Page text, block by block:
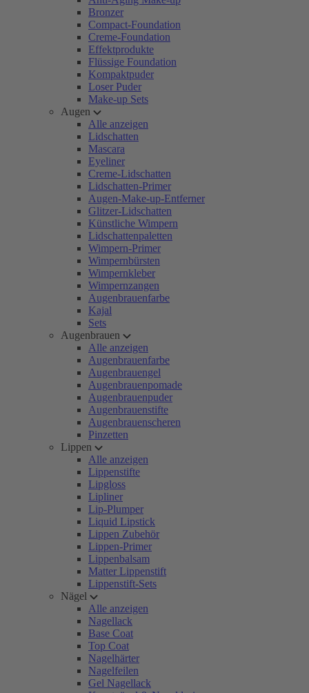
Bronzer
Compact-Foundation
Creme-Foundation
Effektprodukte
Flüssige Foundation
Kompaktpuder
Loser Puder
Make-up Sets
Augen
Alle anzeigen
Lidschatten
Mascara
Eyeliner
Creme-Lidschatten
Lidschatten-Primer
Augen-Make-up-Entferner
Glitzer-Lidschatten
Künstliche Wimpern
Lidschattenpaletten
Wimpern-Primer
Wimpernbürsten
Wimpernkleber
Wimpernzangen
Augenbrauenfarbe
Kajal
Sets
Augenbrauen
Alle anzeigen
Augenbrauenfarbe
Augenbrauengel
Augenbrauenpomade
Augenbrauenpuder
Augenbrauenstifte
Augenbrauenscheren
Pinzetten
Lippen
Alle anzeigen
Lippenstifte
Lipgloss
Lipliner
Lip-Plumper
Liquid Lipstick
Lippen Zubehör
Lippen-Primer
Lippenbalsam
Matter Lippenstift
Lippenstift-Sets
Nägel
Alle anzeigen
Nagellack
Base Coat
Top Coat
Nagelhärter
Nagelfeilen
Gel Nagellack